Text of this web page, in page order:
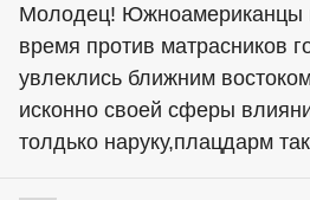
Молодец! Южноамериканцы
время против матрасников
увлеклись ближним
исконно своей сферы
толдько наруку,плацдарм